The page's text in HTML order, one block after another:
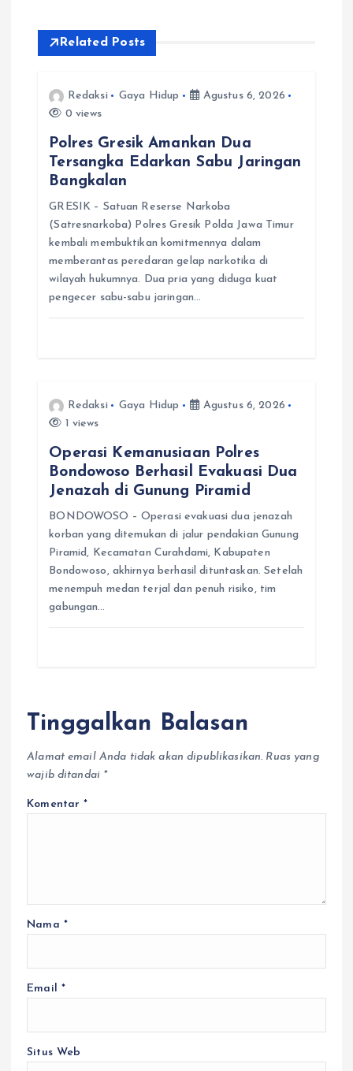
Related Posts
Redaksi Gaya Hidup
Agustus 6, 2026
0 views
Polres Gresik Amankan Dua
Tersangka Edarkan Sabu Jaringan
Bangkalan
GRESIK – Satuan Reserse Narkoba
(Satresnarkoba) Polres Gresik Polda Jawa Timur
kembali membuktikan komitmennya dalam
memberantas peredaran gelap narkotika di
wilayah hukumnya. Dua pria yang diduga kuat
pengecer sabu-sabu jaringan…
Redaksi Gaya Hidup
Agustus 6, 2026
1 views
Operasi Kemanusiaan Polres
Bondowoso Berhasil Evakuasi Dua
Jenazah di Gunung Piramid
BONDOWOSO – Operasi evakuasi dua jenazah
korban yang ditemukan di jalur pendakian Gunung
Piramid, Kecamatan Curahdami, Kabupaten
Bondowoso, akhirnya berhasil dituntaskan. Setelah
menempuh medan terjal dan penuh risiko, tim
gabungan…
Tinggalkan Balasan
Alamat email Anda tidak akan dipublikasikan. Ruas yang
wajib ditandai *
Komentar*
Nama *
Email *
Situs Web